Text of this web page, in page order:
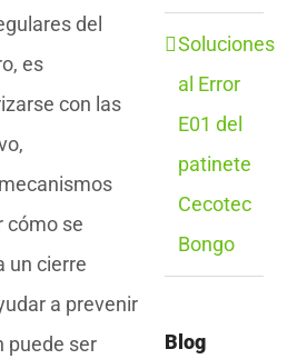
del
es
con las
cómo se
un cierre
a prevenir
puede ser
Soluciones
al Error
E01 del
patinete
Cecotec
Bongo
Blog